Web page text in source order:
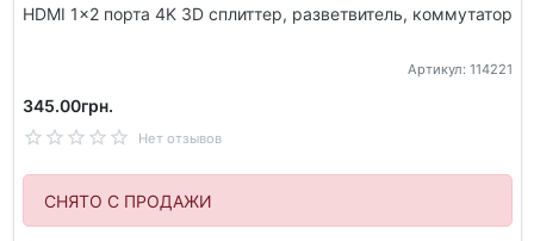
HDMI 1x2 порта 4K 3D сплиттер, разветвитель, коммутатор
Артикул: 114221
345.00грн.
Нет отзывов
СНЯТО С ПРОДАЖИ